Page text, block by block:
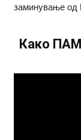
заминување од
Како